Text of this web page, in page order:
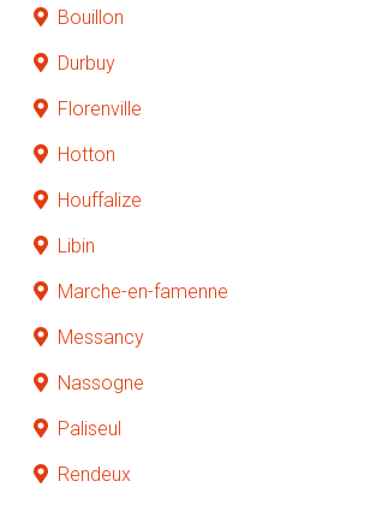
Bouillon
Durbuy
Florenville
Hotton
Houffalize
Libin
Marche-en-famenne
Messancy
Nassogne
Paliseul
Rendeux